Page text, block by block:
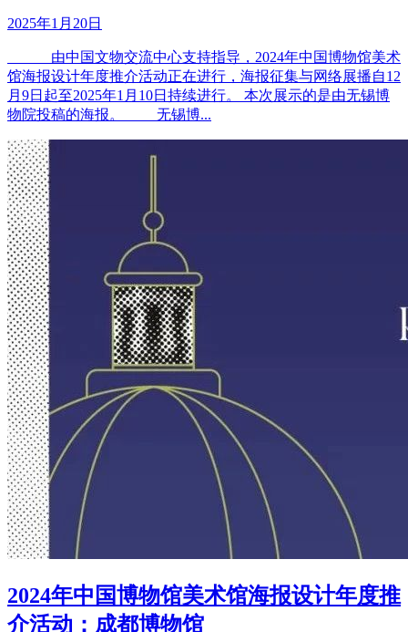
2025年1月20日
由中国文物交流中心支持指导，2024年中国博物馆美术
馆海报设计年度推介活动正在进行，海报征集与网络展播自12
月9日起至2025年1月10日持续进行。 本次展示的是由无锡博
物院投稿的海报。 无锡博...
2024年中国博物馆美术馆海报设计年度推
介活动：成都博物馆